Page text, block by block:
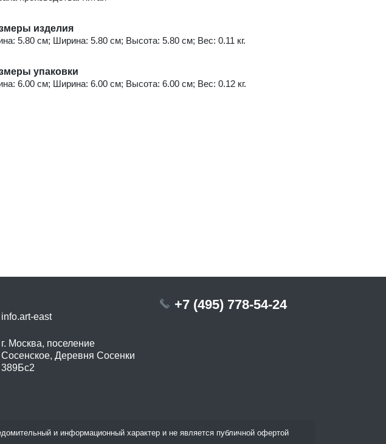
изделия
5.80 см; Ширина: 5.80 см; Высота: 5.80 см; Вес: 0.11 кг.
упаковки
6.00 см; Ширина: 6.00 см; Высота: 6.00 см; Вес: 0.12 кг.
info.art-east
г. Москва, поселение
Сосенское, Деревня Сосенки
389Бс2
+7 (495) 778-54-24
и информационный характер и не является публичной офертой